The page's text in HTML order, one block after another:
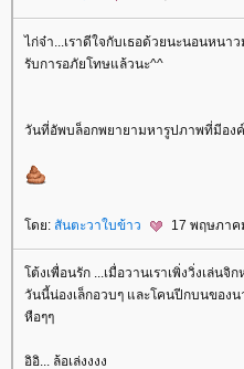
ไก่จ๋า...เราดีใจกับเธอด้วยนะนอนหนา
รับการอภัยโทษแล้วนะ^^
วันที่อัพบล็อกพยายามหารูปภาพที่มีอง
ดย: สันตะวาใบข้าว 17 พฤษภาค
ต้งเพื่อนรัก ...เมื่อวานเราเพิ่งวิ่งเล่นจิ
วันนี้น่องเล็กอวบๆ และโคนปีกบนของ
หือๆๆ
อิอิ... ล้อเล่งงงง